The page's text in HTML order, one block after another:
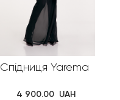
Спідниця Yarema
4 900.00  UAH